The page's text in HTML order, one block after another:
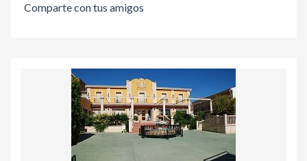
Comparte con tus amigos